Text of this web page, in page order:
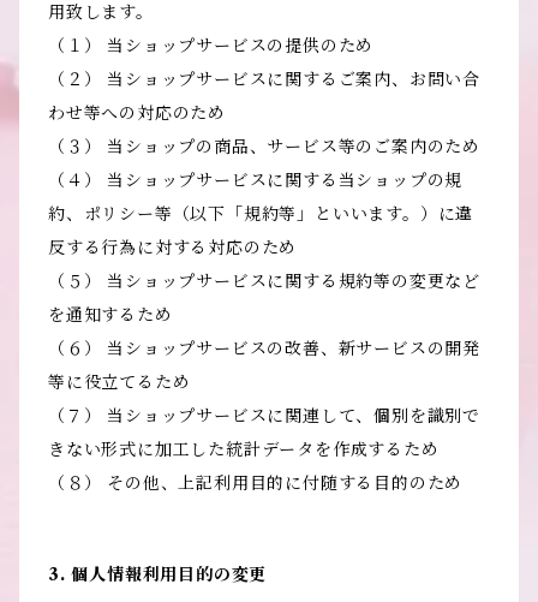
用致します。
（１） 当ショップサービスの提供のため
（２） 当ショップサービスに関するご案内、お問い合
わせ等への対応のため
（３） 当ショップの商品、サービス等のご案内のため
（４） 当ショップサービスに関する当ショップの規
約、ポリシー等（以下「規約等」といいます。）に違
反する行為に対する対応のため
（５） 当ショップサービスに関する規約等の変更など
を通知するため
（６） 当ショップサービスの改善、新サービスの開発
等に役立てるため
（７） 当ショップサービスに関連して、個別を識別で
きない形式に加工した統計データを作成するため
（８） その他、上記利用目的に付随する目的のため
3. 個人情報利用目的の変更